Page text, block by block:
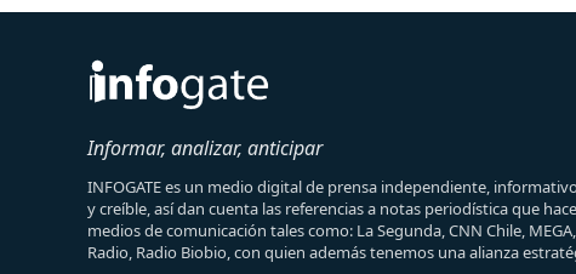
Informar, analizar, anticipar
INFOGATE es un medio digital de prensa independiente,
y creíble, así dan cuenta las referencias a notas periodística que
medios de comunicación tales como: La Segunda, CNN Chile,
Radio, Radio Biobio, con quien además tenemos una alianza